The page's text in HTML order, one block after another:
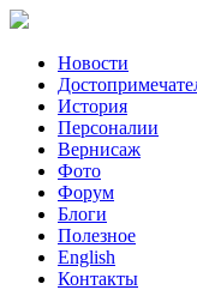
Новости
История
Персоналии
Вернисаж
Фото
Форум
Блоги
Полезное
English
Контакты